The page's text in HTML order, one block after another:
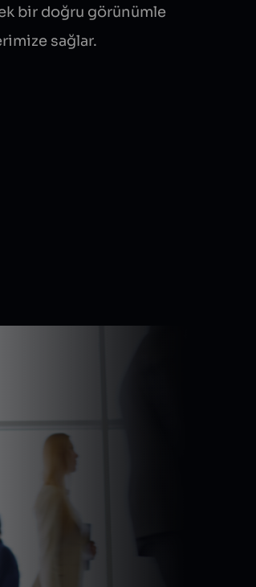
bir doğru görünümle
sağlar.